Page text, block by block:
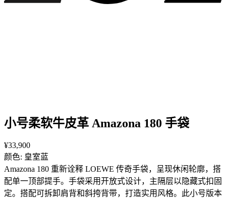
小号柔软牛皮革 Amazona 180 手袋
¥33,900
颜色: 皇室蓝
Amazona 180 重新诠释 LOEWE 传奇手袋，呈现休闲轮廓，搭
配单一顶部提手。手袋采用开放式设计，主隔层以隐藏式扣固
定。搭配可拆卸肩背和斜挎背带，打造实用风格。此小号版本